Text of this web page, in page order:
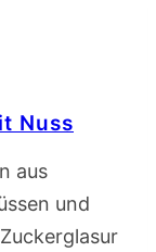
Nuss
aus
und